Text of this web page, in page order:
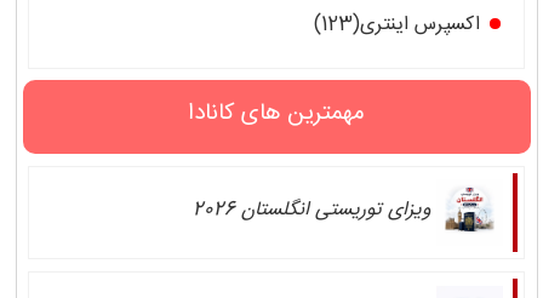
اکسپرس اینتری(123)
مهمترین های کانادا
ویزای توریستی انگلستان 2026